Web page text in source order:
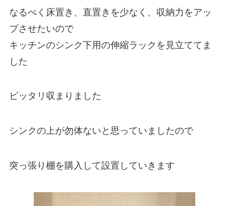
なるべく床置き、直置きを少なく、収納力をアッ
プさせたいので
キッチンのシンク下用の伸縮ラックを見立ててま
した
ピッタリ収まりました
シンクの上が勿体ないと思っていましたので
突っ張り棚を購入して設置していきます